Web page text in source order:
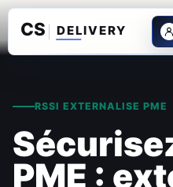
RSSI EXTERNALISE PME
PME :